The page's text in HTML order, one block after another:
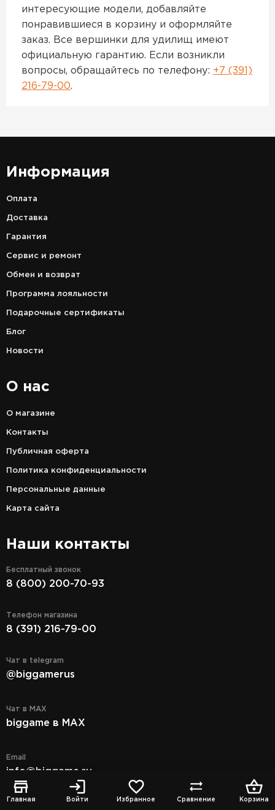
Главная Войти Избранное Сравнение Корзина
интересующие модели, добавляйте
понравившиеся в корзину и оформляйте
заказ. Все вершинки для удилищ имеют
официальную гарантию. Если возникли
вопросы, обращайтесь по телефону: +7 (391)
216-79-00.
Информация
Оплата
Доставка
Гарантия
Сервис и ремонт
Обмен и возврат
Программа лояльности
Подарочные сертификаты
Блог
Новости
О нас
О магазине
Контакты
Публичная оферта
Политика конфиденциальности
Персональные данные
Карта сайта
Наши контакты
Бесплатный звонок
8 (800) 200-70-93
Телефон магазина
8 (391) 216-79-00
Чат в telegram
@biggamerus
Чат в MAX
biggame в MAX
Email
info@biggame.ru